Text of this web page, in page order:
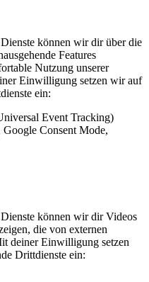
können wir dir über die
Features
Nutzung unserer
Einwilligung setzen wir auf
ein:
Event Tracking)
Consent Mode,
können wir dir Videos
die von externen
deiner Einwilligung setzen
Drittdienste ein: